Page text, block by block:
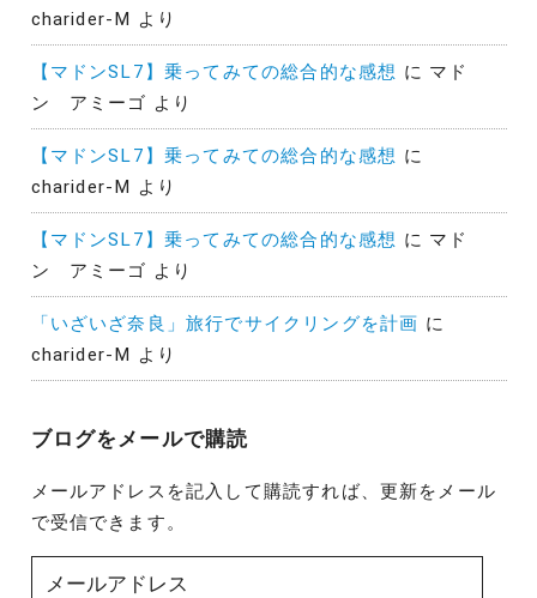
charider-M より
【マドンSL7】乗ってみての総合的な感想 に マド
ン アミーゴ より
【マドンSL7】乗ってみての総合的な感想 に
charider-M より
【マドンSL7】乗ってみての総合的な感想 に マド
ン アミーゴ より
「いざいざ奈良」旅行でサイクリングを計画 に
charider-M より
ブログをメールで購読
メールアドレスを記入して購読すれば、更新をメール
で受信できます。